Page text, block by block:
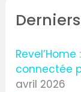
connectée
avril 2026